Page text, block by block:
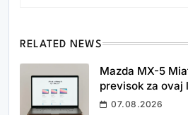
RELATED NEWS
Mazda MX-5
previsok za ovaj
07.08.2026